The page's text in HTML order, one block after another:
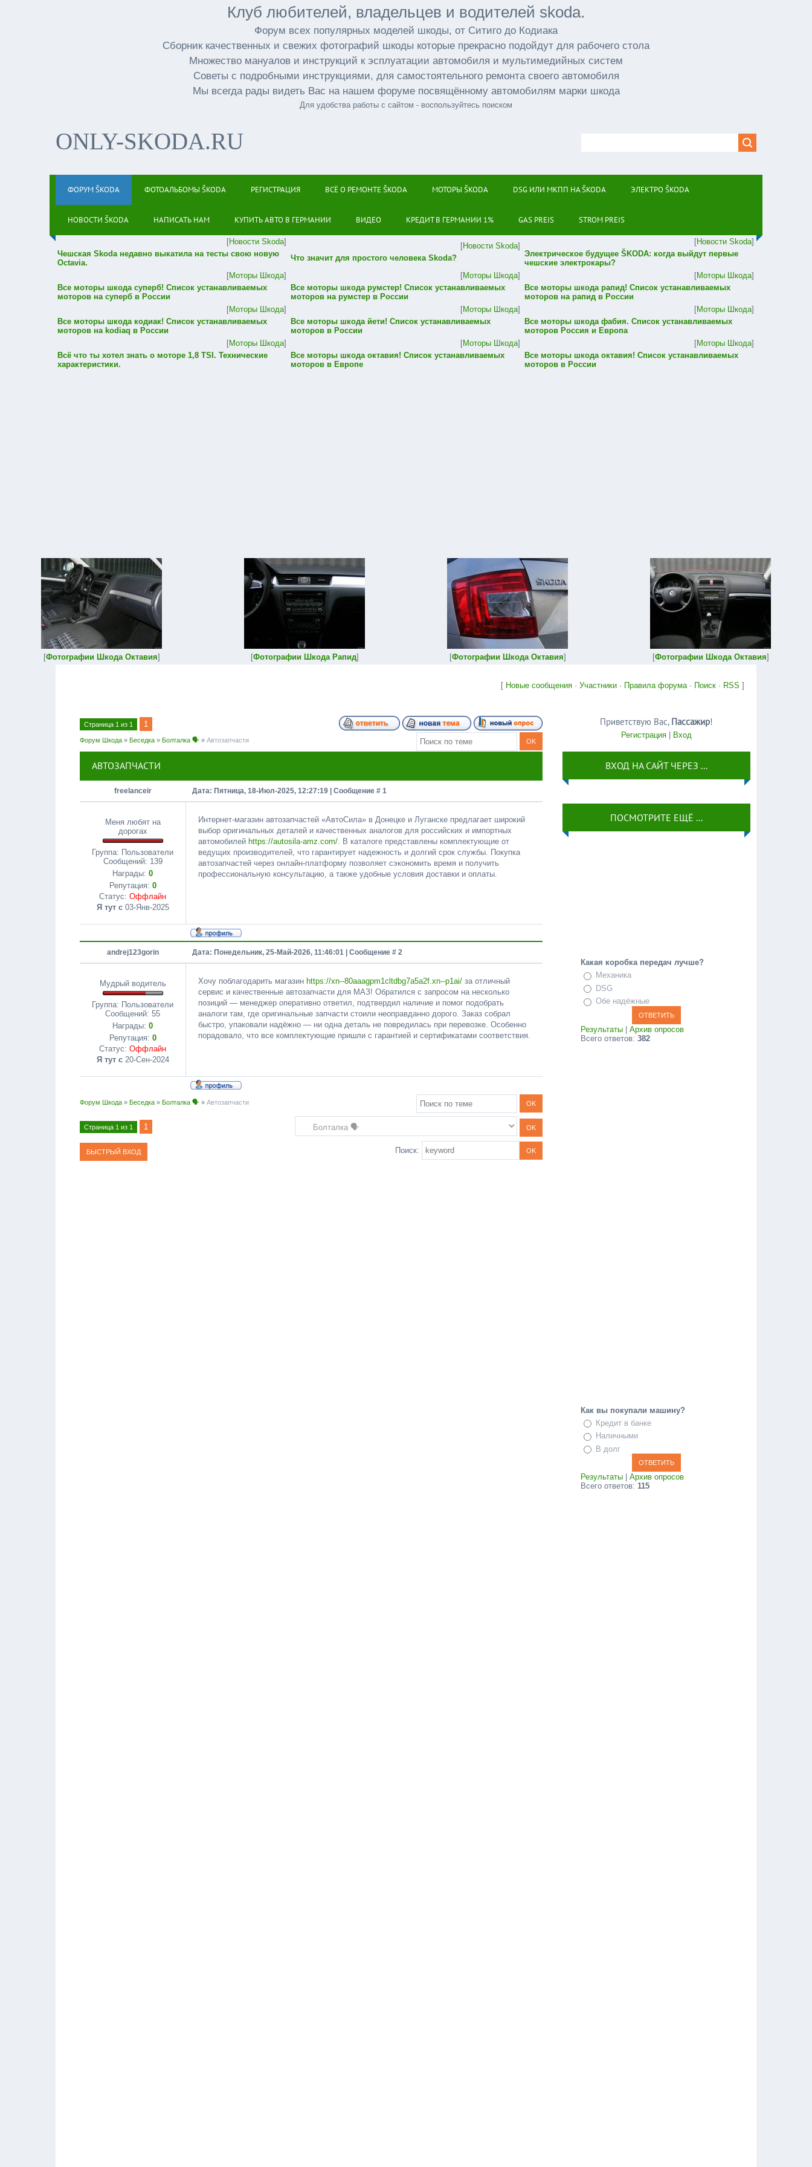
Клуб любителей, владельцев и водителей skoda.
Форум всех популярных моделей шкоды, от Ситиго до Кодиака
Сборник качественных и свежих фотографий шкоды которые прекрасно подойдут для рабочего стола
Множество мануалов и инструкций к эсплуатации автомобиля и мультимедийных систем
Советы с подробными инструкциями, для самостоятельного ремонта своего автомобиля
Мы всегда рады видеть Вас на нашем форуме посвящённому автомобилям марки шкода
Для удобства работы с сайтом - воспользуйтесь поиском
ONLY-SKODA.RU
ФОРУМ ŠKODA ФОТОАЛЬБОМЫ ŠKODA РЕГИСТРАЦИЯ ВСЁ О РЕМОНТЕ ŠKODA МОТОРЫ ŠKODA DSG ИЛИ МКПП НА ŠKODA ЭЛЕКТРО ŠKODA
НОВОСТИ ŠKODA НАПИСАТЬ НАМ КУПИТЬ АВТО В ГЕРМАНИИ ВИДЕО КРЕДИТ В ГЕРМАНИИ 1% GAS PREIS STROM PREIS
[Новости Skoda]
Чешская Skoda недавно выкатила на тесты свою новую
Octavia.
[Новости Skoda]
Что значит для простого человека Skoda?
[Новости Skoda]
Электрическое будущее ŠKODA: когда выйдут первые
чешские электрокары?
[Моторы Шкода]
Все моторы шкода суперб! Список устанавливаемых
моторов на суперб в России
[Моторы Шкода]
Все моторы шкода румстер! Список устанавливаемых
моторов на румстер в России
[Моторы Шкода]
Все моторы шкода рапид! Список устанавливаемых
моторов на рапид в России
[Моторы Шкода]
Все моторы шкода кодиак! Список устанавливаемых
моторов на kodiaq в России
[Моторы Шкода]
Все моторы шкода йети! Список устанавливаемых
моторов в России
[Моторы Шкода]
Все моторы шкода фабия. Список устанавливаемых
моторов Россия и Европа
[Моторы Шкода]
Всё что ты хотел знать о моторе 1,8 TSI. Технические
характеристики.
[Моторы Шкода]
Все моторы шкода октавия! Список устанавливаемых
моторов в Европе
[Моторы Шкода]
Все моторы шкода октавия! Список устанавливаемых
моторов в России
[Фотографии Шкода Октавия] [Фотографии Шкода Рапид] [Фотографии Шкода Октавия] [Фотографии Шкода Октавия]
[ Новые сообщения · Участники · Правила форума· Поиск · RSS ]
Страница 1 из 1 1
Форум Шкода » Беседка » Болталка 🗣 » Автозапчасти
АВТОЗАПЧАСТИ
freelanceir Дата: Пятница, 18-Июл-2025, 12:27:19 | Сообщение # 1
Меня любят на
дорогах
Группа: Пользователи
Сообщений: 139
Награды: 0
Репутация: 0
Статус: Оффлайн
Я тут с03-Янв-2025
Интернет-магазин автозапчастей «АвтоСила» в Донецке и Луганске предлагает широкий
выбор оригинальных деталей и качественных аналогов для российских и импортных
автомобилей https://autosila-amz.com/. В каталоге представлены комплектующие от
ведущих производителей, что гарантирует надежность и долгий срок службы. Покупка
автозапчастей через онлайн-платформу позволяет сэкономить время и получить
профессиональную консультацию, а также удобные условия доставки и оплаты.
andrej123gorin Дата: Понедельник, 25-Май-2026, 11:46:01 | Сообщение # 2
Мудрый водитель
Группа: Пользователи
Сообщений: 55
Награды: 0
Репутация: 0
Статус: Оффлайн
Я тут с20-Сен-2024
Хочу поблагодарить магазин https://xn--80aaagpm1cltdbg7a5a2f.xn--p1ai/ за отличный
сервис и качественные автозапчасти для МАЗ! Обратился с запросом на несколько
позиций — менеджер оперативно ответил, подтвердил наличие и помог подобрать
аналоги там, где оригинальные запчасти стоили неоправданно дорого. Заказ собрал
быстро, упаковали надёжно — ни одна деталь не повредилась при перевозке. Особенно
порадовало, что все комплектующие пришли с гарантией и сертификатами соответствия.
Форум Шкода » Беседка » Болталка 🗣 » Автозапчасти
Страница 1 из 1 1
Поиск:
Приветствую Вас, Пассажир!
Регистрация| Вход
ВХОД НА САЙТ ЧЕРЕЗ ...
ПОСМОТРИТЕ ЕЩЁ ...
Какая коробка передач лучше?
Механика
DSG
Обе надёжные
Результаты| Архив опросов
Всего ответов: 382
Как вы покупали машину?
Кредит в банке
Наличными
В долг
Результаты| Архив опросов
Всего ответов: 115